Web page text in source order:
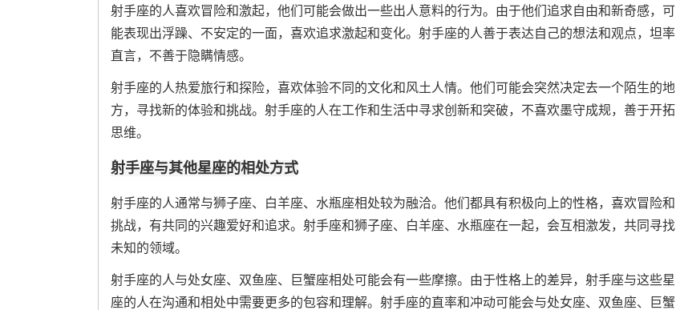
射手座的人喜欢冒险和激起，他们可能会做出一些出人意料的行为。由于他们追求自由和新奇感，可
能表现出浮躁、不安定的一面，喜欢追求激起和变化。射手座的人善于表达自己的想法和观点，坦率
直言，不善于隐瞒情感。
射手座的人热爱旅行和探险，喜欢体验不同的文化和风土人情。他们可能会突然决定去一个陌生的地
方，寻找新的体验和挑战。射手座的人在工作和生活中寻求创新和突破，不喜欢墨守成规，善于开拓
思维。
射手座与其他星座的相处方式
射手座的人通常与狮子座、白羊座、水瓶座相处较为融洽。他们都具有积极向上的性格，喜欢冒险和
挑战，有共同的兴趣爱好和追求。射手座和狮子座、白羊座、水瓶座在一起，会互相激发，共同寻找
未知的领域。
射手座的人与处女座、双鱼座、巨蟹座相处可能会有一些摩擦。由于性格上的差异，射手座与这些星
座的人在沟通和相处中需要更多的包容和理解。射手座的直率和冲动可能会与处女座、双鱼座、巨蟹